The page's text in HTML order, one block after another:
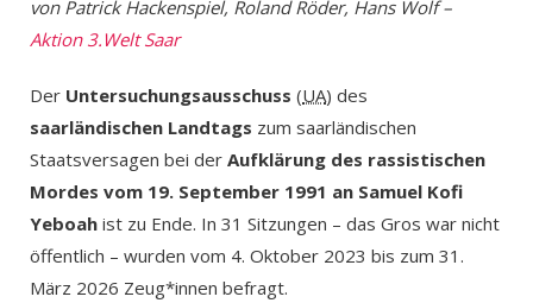
von Patrick Hackenspiel, Roland Röder, Hans Wolf –
Aktion 3.Welt Saar
Der Untersuchungsausschuss (UA) des
saarländischen Landtags zum saarländischen
Staatsversagen bei der Aufklärung des rassistischen
Mordes vom 19. September 1991 an Samuel Kofi
Yeboah ist zu Ende. In 31 Sitzungen – das Gros war nicht
öffentlich – wurden vom 4. Oktober 2023 bis zum 31.
März 2026 Zeug*innen befragt.